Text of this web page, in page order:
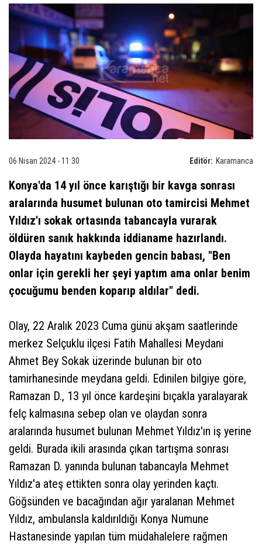
Editör: Karamanca
06 Nisan 2024 - 11:30
Konya'da 14 yıl önce karıştığı bir kavga sonrası
aralarında husumet bulunan oto tamircisi Mehmet
Yıldız'ı sokak ortasında tabancayla vurarak
öldüren sanık hakkında iddianame hazırlandı.
Olayda hayatını kaybeden gencin babası, "Ben
onlar için gerekli her şeyi yaptım ama onlar benim
çocuğumu benden koparıp aldılar" dedi.
Olay, 22 Aralık 2023 Cuma günü akşam saatlerinde
merkez Selçuklu ilçesi Fatih Mahallesi Meydani
Ahmet Bey Sokak üzerinde bulunan bir oto
tamirhanesinde meydana geldi. Edinilen bilgiye göre,
Ramazan D., 13 yıl önce kardeşini bıçakla yaralayarak
felç kalmasına sebep olan ve olaydan sonra
aralarında husumet bulunan Mehmet Yıldız'ın iş yerine
geldi. Burada ikili arasında çıkan tartışma sonrası
Ramazan D. yanında bulunan tabancayla Mehmet
Yıldız'a ateş ettikten sonra olay yerinden kaçtı.
Göğsünden ve bacağından ağır yaralanan Mehmet
Yıldız, ambulansla kaldırıldığı Konya Numune
Hastanesinde yapılan tüm müdahalelere rağmen